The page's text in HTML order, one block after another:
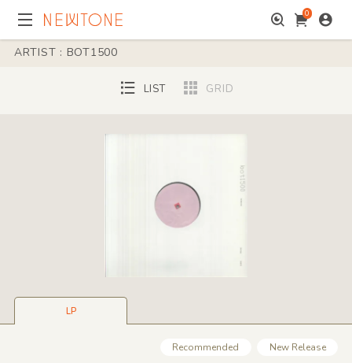
0
ARTIST : BOT1500
LIST GRID
LP
Recommended New Release